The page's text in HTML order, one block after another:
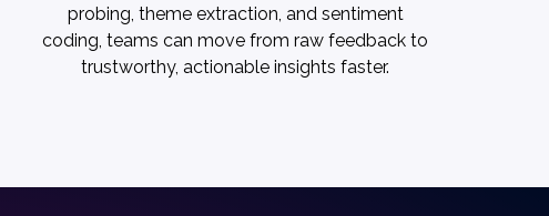
probing, theme extraction, and sentiment
coding, teams can move from raw feedback to
trustworthy, actionable insights faster.